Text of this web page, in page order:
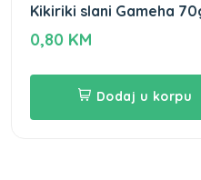
Kikiriki slani Gameha
0,80 KM
Dodaj u korpu